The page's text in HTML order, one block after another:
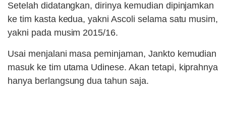
Setelah didatangkan, dirinya kemudian dipinjamkan
ke tim kasta kedua, yakni Ascoli selama satu musim,
yakni pada musim 2015/16.
Usai menjalani masa peminjaman, Jankto kemudian
masuk ke tim utama Udinese. Akan tetapi, kiprahnya
hanya berlangsung dua tahun saja.